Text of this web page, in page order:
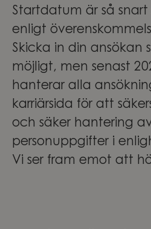
Startdatum är så
enligt
Skicka in din ansökan
möjligt, men senast
hanterar alla
karriärsida för att
och säker hantering
personuppgifter i
Vi ser fram emot att